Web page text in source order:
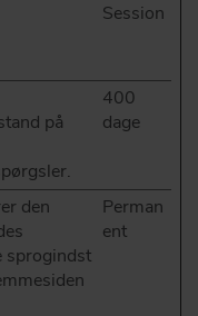
Session
på
400
dage
den
sprogindst
Perman
ent